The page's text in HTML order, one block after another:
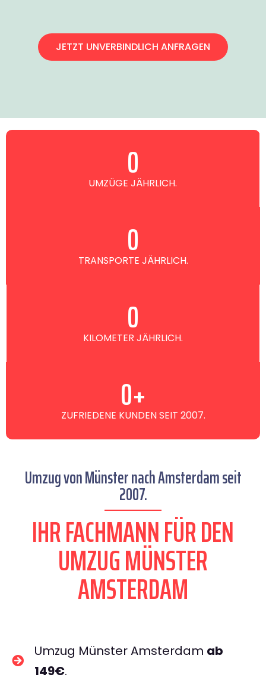
JETZT UNVERBINDLICH ANFRAGEN
UMZÜGE JÄHRLICH.
0
TRANSPORTE JÄHRLICH.
0
KILOMETER JÄHRLICH.
0
ZUFRIEDENE KUNDEN SEIT 2007.
0+
Umzug von Münster nach Amsterdam seit
2007.
IHR FACHMANN FÜR DEN
UMZUG MÜNSTER
AMSTERDAM
Umzug Münster Amsterdam ab
149€.